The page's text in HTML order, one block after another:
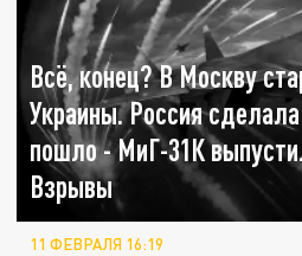
Всё, конец? В Москву
Украины. Россия
пошло - МиГ-31К
Взрывы
11 ФЕВРАЛЯ 16:19